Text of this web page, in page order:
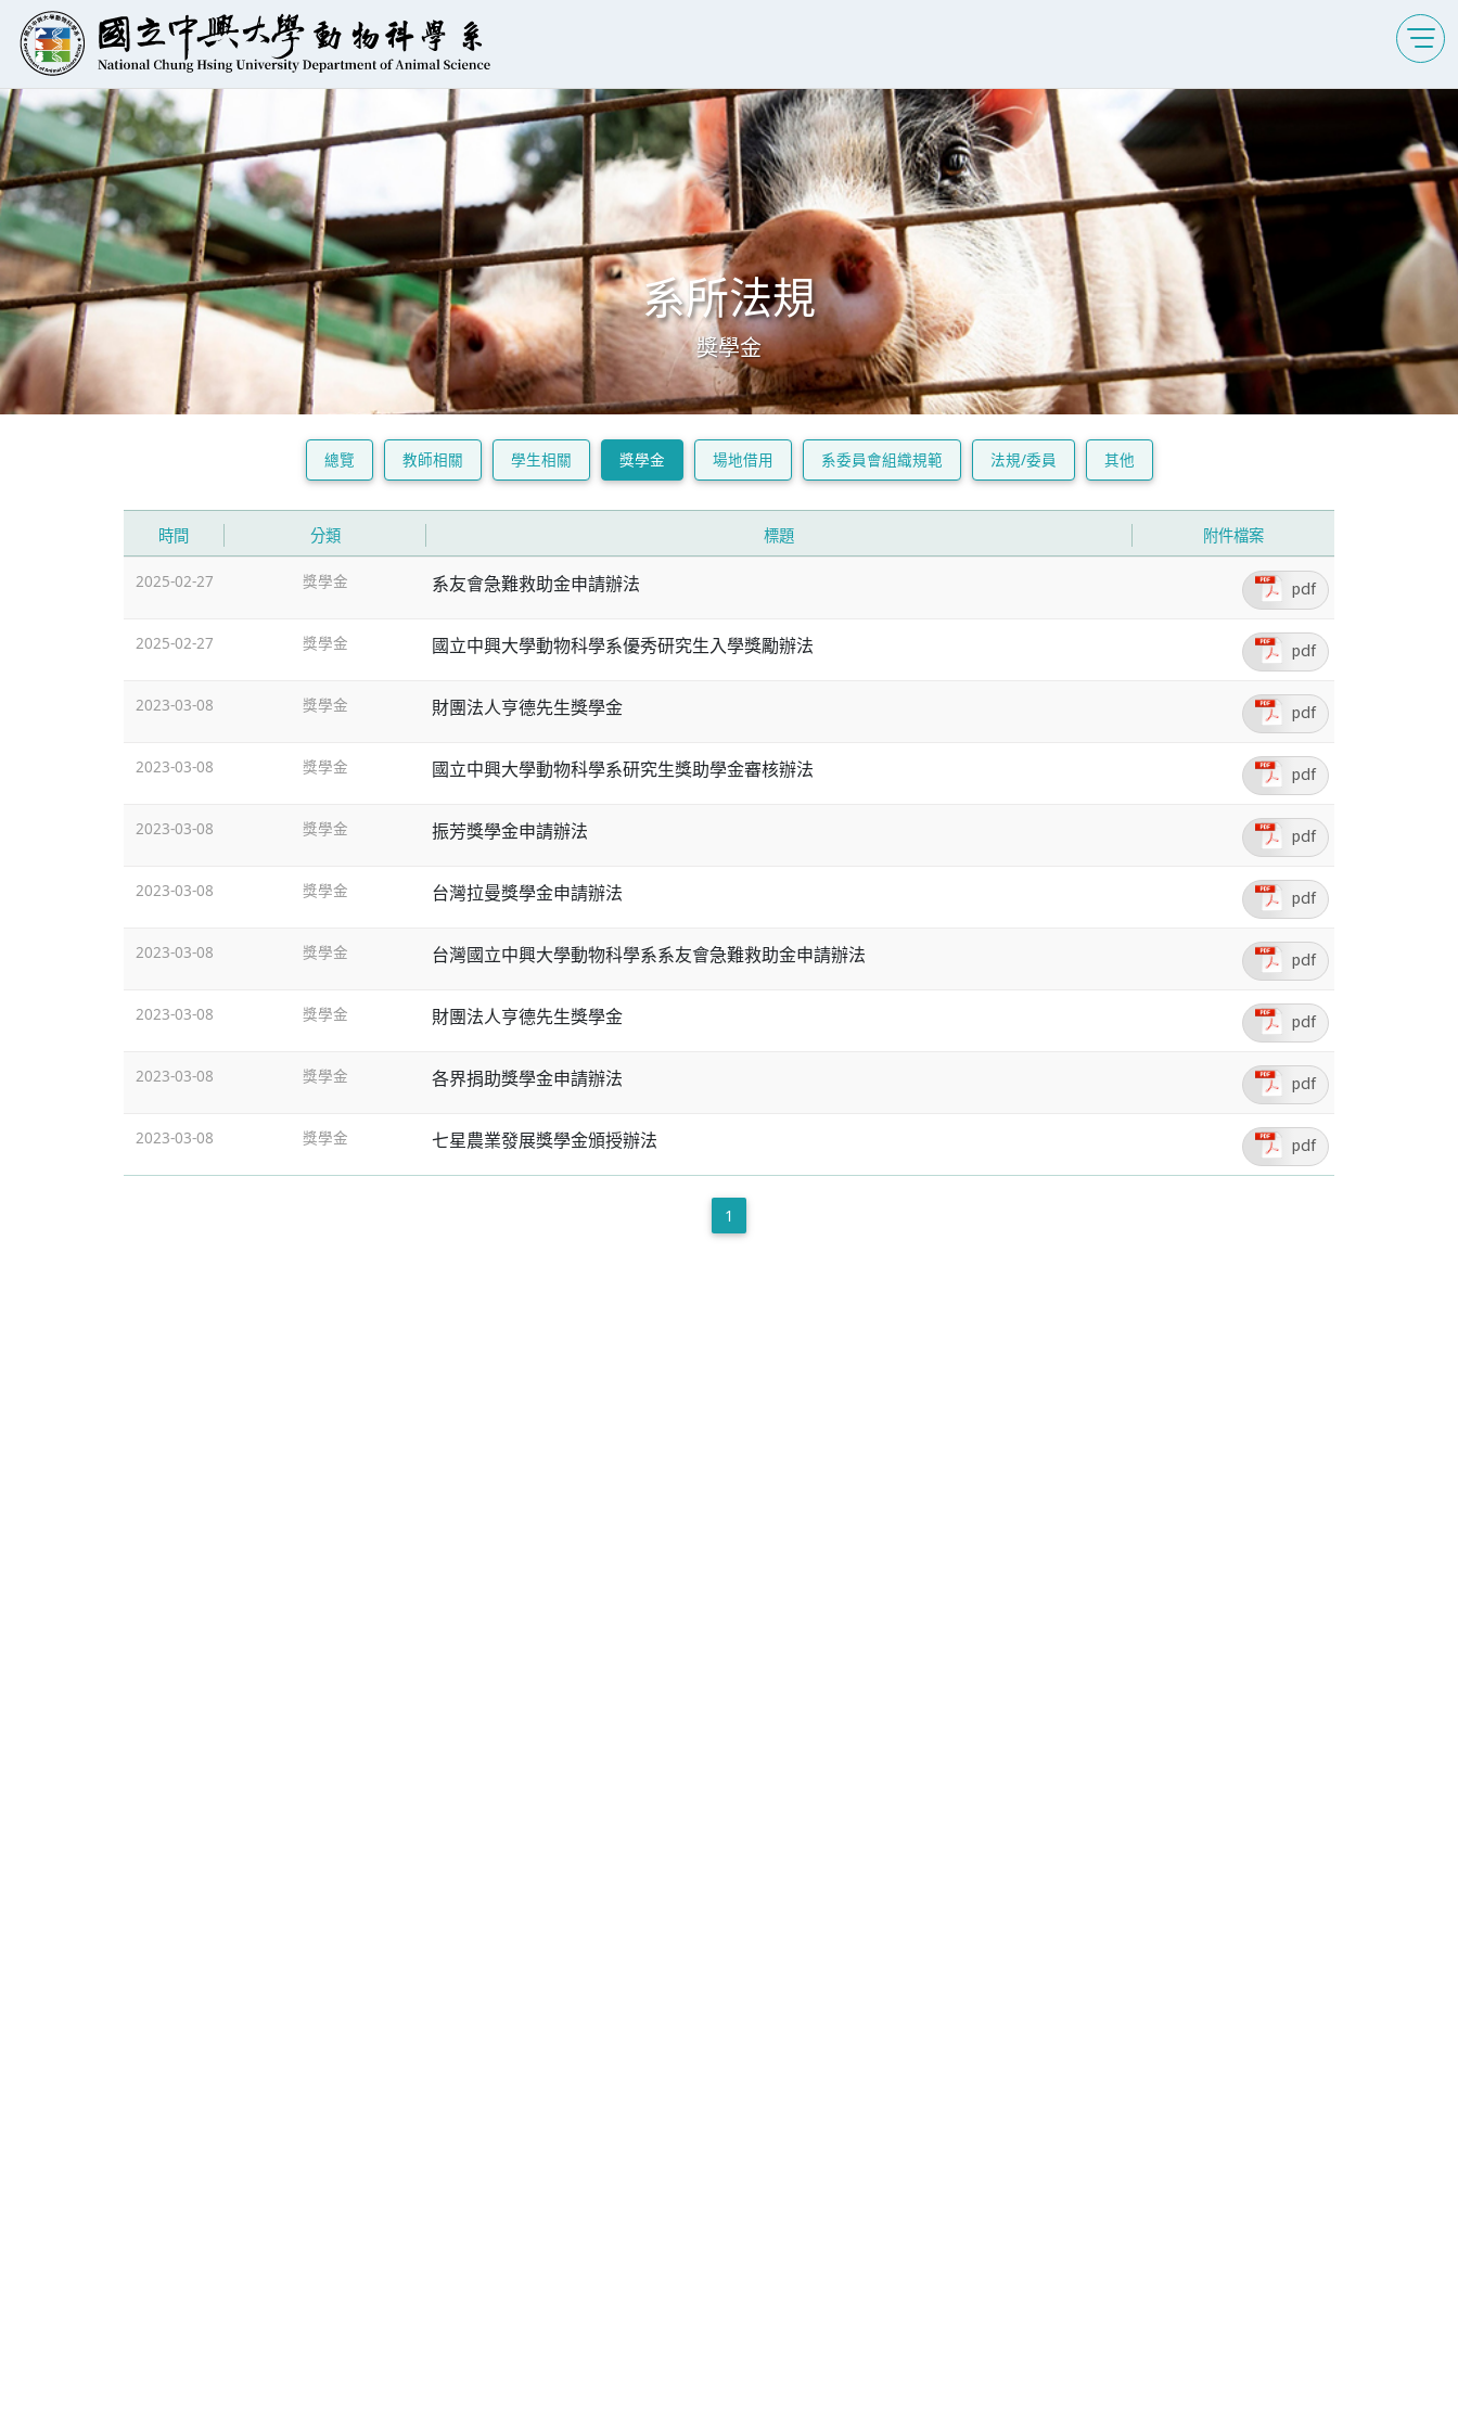
系所法規
獎學金
總覽 教師相關 學生相關 獎學金 場地借用 系委員會組織規範 法規/委員 其他
時間 分類 標題 附件檔案
2025-02-27 獎學金 系友會急難救助金申請辦法 pdf
2025-02-27 獎學金 國立中興大學動物科學系優秀研究生入學獎勵辦法 pdf
2023-03-08 獎學金 財團法人亨德先生獎學金 pdf
2023-03-08 獎學金 國立中興大學動物科學系研究生獎助學金審核辦法 pdf
2023-03-08 獎學金 振芳獎學金申請辦法 pdf
2023-03-08 獎學金 台灣拉曼獎學金申請辦法 pdf
2023-03-08 獎學金 台灣國立中興大學動物科學系系友會急難救助金申請辦法 pdf
2023-03-08 獎學金 財團法人亨德先生獎學金 pdf
2023-03-08 獎學金 各界捐助獎學金申請辦法 pdf
2023-03-08 獎學金 七星農業發展獎學金頒授辦法 pdf
1